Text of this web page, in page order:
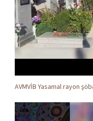
AVMVİB Yasamal rayon